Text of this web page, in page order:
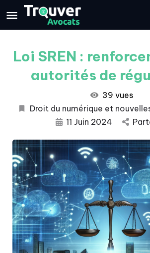
Loi SREN :
autorités de
39 vues
Droit du numérique et
11 Juin 2024